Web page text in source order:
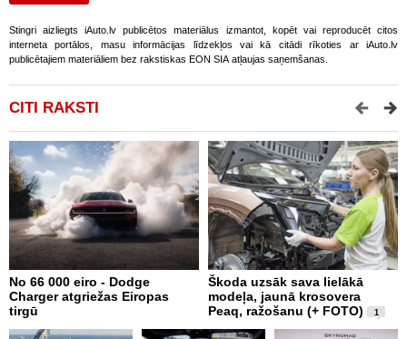
Stingri aizliegts iAuto.lv publicētos materiālus izmantot, kopēt vai reproducēt citos
interneta portālos, masu informācijas līdzekļos vai kā citādi rīkoties ar iAuto.lv
publicētajiem materiāliem bez rakstiskas EON SIA atļaujas saņemšanas.
CITI RAKSTI
No 66 000 eiro - Dodge
Charger atgriežas Eiropas
tirgū
Škoda uzsāk sava lielākā
modeļa, jaunā krosovera
Peaq, ražošanu (+ FOTO)
1